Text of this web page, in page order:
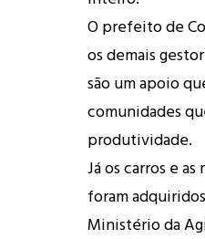
O prefeito de
os demais
são um apoio
comunidades
produtividade.
Já os carros e
foram
Ministério da